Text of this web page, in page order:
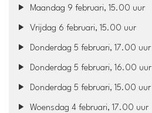
Maandag 9 februari, 15.00 uur
Vrijdag 6 februari, 15.00 uur
Donderdag 5 februari, 17.00 uur
Donderdag 5 februari, 16.00 uur
Donderdag 5 februari, 15.00 uur
Woensdag 4 februari, 17.00 uur